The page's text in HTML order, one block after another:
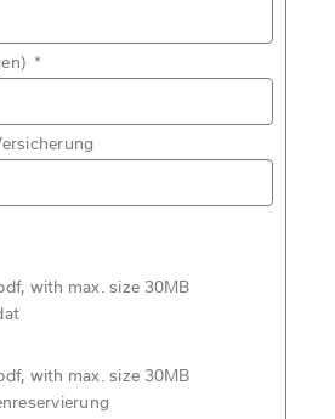
*
with max. size 30MB
with max. size 30MB